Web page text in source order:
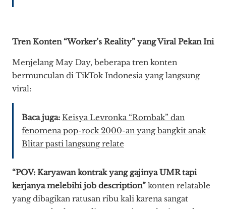
Tren Konten “Worker’s Reality” yang Viral Pekan Ini
Menjelang May Day, beberapa tren konten
bermunculan di TikTok Indonesia yang langsung
viral:
Baca juga: Keisya Levronka “Rombak” dan
fenomena pop-rock 2000-an yang bangkit anak
Blitar pasti langsung relate
“POV: Karyawan kontrak yang gajinya UMR tapi
kerjanya melebihi job description” konten relatable
yang dibagikan ratusan ribu kali karena sangat